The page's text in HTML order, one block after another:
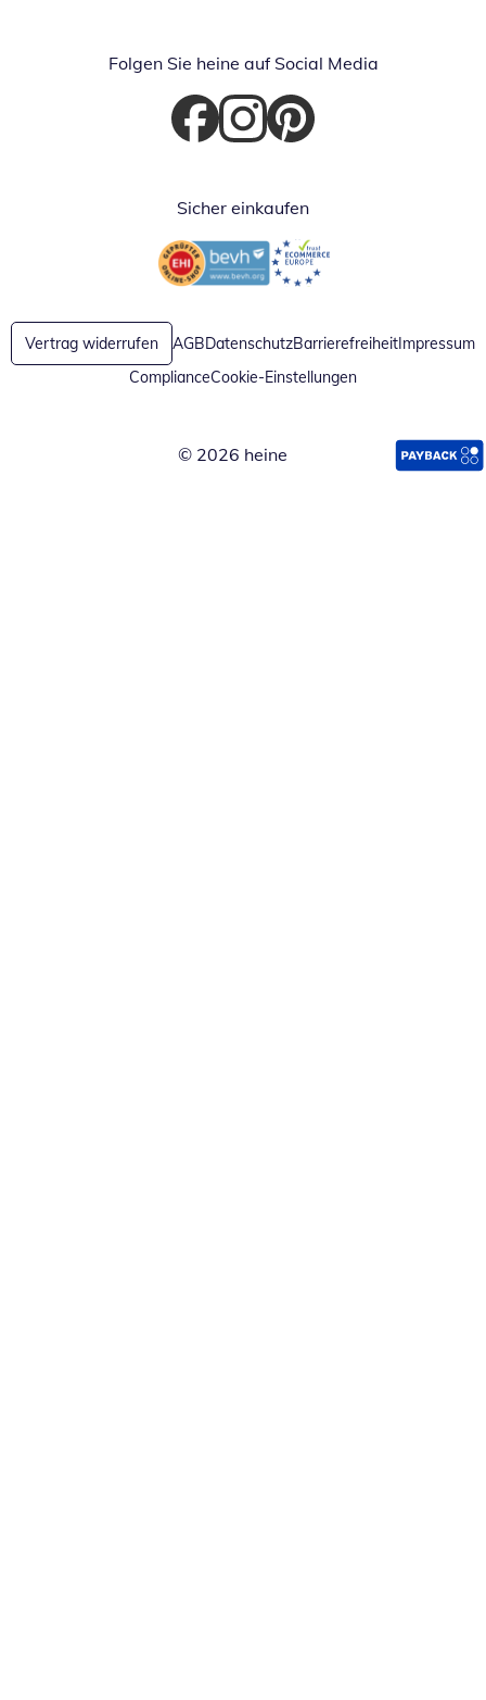
Folgen Sie heine auf Social Media
Öffnet in neuem Fenster
Öffnet in neuem Fenster
Öffnet in neuem Fenster
Sicher einkaufen
Öffnet in neuem FensterÖffnet in neuem Fenster
Vertrag widerrufen AGBDatenschutzBarrierefreiheitImpressum
ComplianceCookie-Einstellungen
© 2026 heine